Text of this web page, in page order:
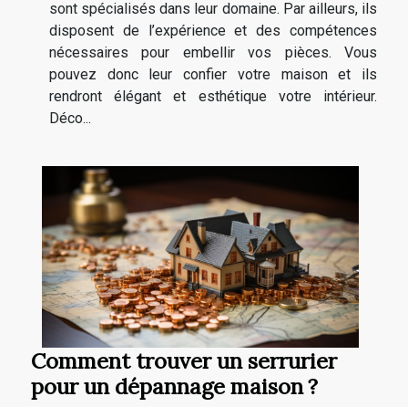
sont spécialisés dans leur domaine. Par ailleurs, ils
disposent de l’expérience et des compétences
nécessaires pour embellir vos pièces. Vous
pouvez donc leur confier votre maison et ils
rendront élégant et esthétique votre intérieur.
Déco...
Comment trouver un serrurier
pour un dépannage maison ?